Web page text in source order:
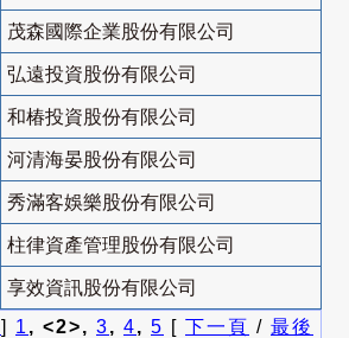
茂森國際企業股份有限公司
弘遠投資股份有限公司
和椿投資股份有限公司
河清海晏股份有限公司
秀滿客娛樂股份有限公司
柱律資產管理股份有限公司
享效資訊股份有限公司
] 1 , <2>, 3, 4, 5 [ 下一頁 / 最後